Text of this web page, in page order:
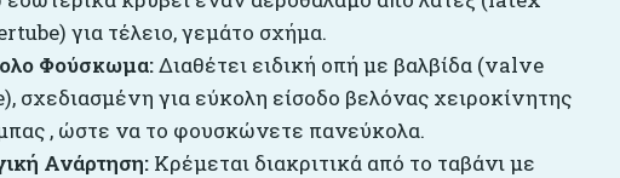
για τέλειο, γεμάτο σχήμα.
Φούσκωμα:Διαθέτει ειδική οπή με βαλβίδα (valve
σχεδιασμένη για εύκολη είσοδο βελόνας χειροκίνητης
, ώστε να το φουσκώνετε πανεύκολα.
Ανάρτηση:Κρέμεται διακριτικά από το ταβάνι με